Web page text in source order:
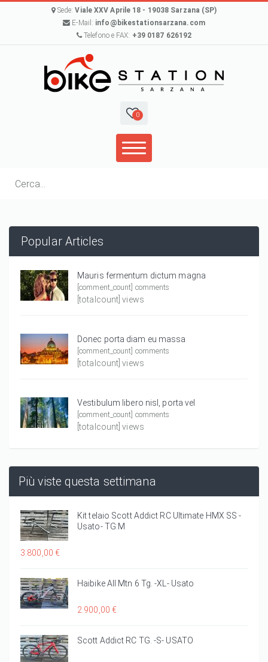
Sede:Viale XXV Aprile 18 - 19038 Sarzana (SP)
E-Mail: info@bikestationsarzana.com
Telefono e FAX: +39 0187 626192
0
Popular Articles
Mauris fermentum dictum magna
[comment_count] comments
[totalcount] views
Donec porta diam eu massa
[comment_count] comments
[totalcount] views
Vestibulum libero nisl, porta vel
[comment_count] comments
[totalcount] views
Più viste questa settimana
Kit telaio Scott Addict RC Ultimate HMX SS -
Usato- TG:M
3.800,00 €
Haibike All Mtn 6 Tg. -XL- Usato
2.900,00 €
Scott Addict RC TG. -S- USATO